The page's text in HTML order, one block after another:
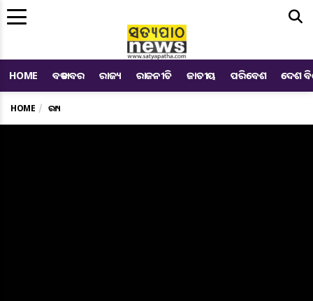
HOME ବଡ ଖବର ରାଜ୍ୟ ରାଜନୀତି ଜାତୀୟ ପରିବେଶ ଦେଶ
HOME ରାଜ୍ୟ